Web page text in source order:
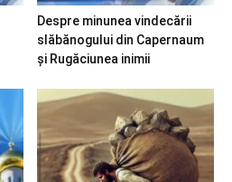
Despre minunea vindecării
slăbănogului din Capernaum
și Rugăciunea inimii